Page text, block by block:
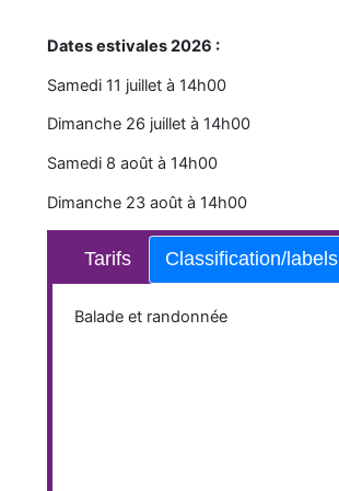
Dates estivales 2026 :
Samedi 11 juillet à 14h00
Dimanche 26 juillet à 14h00
Samedi 8 août à 14h00
Dimanche 23 août à 14h00
Tarifs Classification/labels
Balade et randonnée